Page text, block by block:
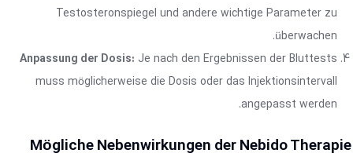
Testosteronspiegel und andere wichtige Parameter zu
überwachen.
Anpassung der Dosis: Je nach den Ergebnissen der Bluttests
muss möglicherweise die Dosis oder das Injektionsintervall
angepasst werden.
Mögliche Nebenwirkungen der Nebido Therapie